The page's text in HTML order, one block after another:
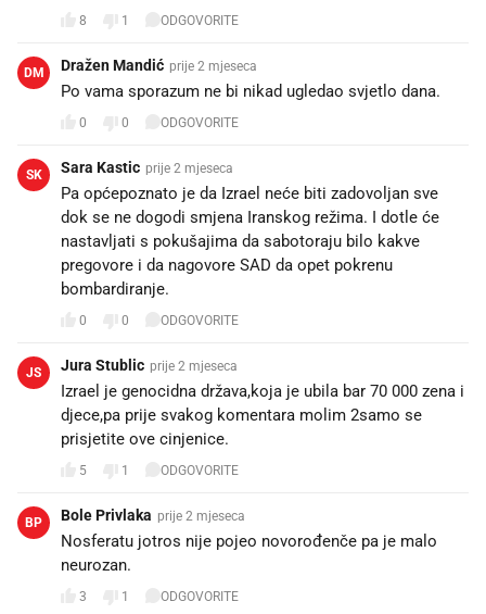
8 1 ODGOVORITE
DM Dražen Mandić prije 2 mjeseca
Po vama sporazum ne bi nikad ugledao svjetlo dana.
0 0 ODGOVORITE
SK Sara Kastic prije 2 mjeseca
Pa općepoznato je da Izrael neće biti zadovoljan sve
dok se ne dogodi smjena Iranskog režima. I dotle će
nastavljati s pokušajima da sabotoraju bilo kakve
pregovore i da nagovore SAD da opet pokrenu
bombardiranje.
0 0 ODGOVORITE
JS Jura Stublic prije 2 mjeseca
Izrael je genocidna država,koja je ubila bar 70 000 zena i
djece,pa prije svakog komentara molim 2samo se
prisjetite ove cinjenice.
5 1 ODGOVORITE
BP Bole Privlaka prije 2 mjeseca
Nosferatu jotros nije pojeo novorođenče pa je malo
neurozan.
3 1 ODGOVORITE